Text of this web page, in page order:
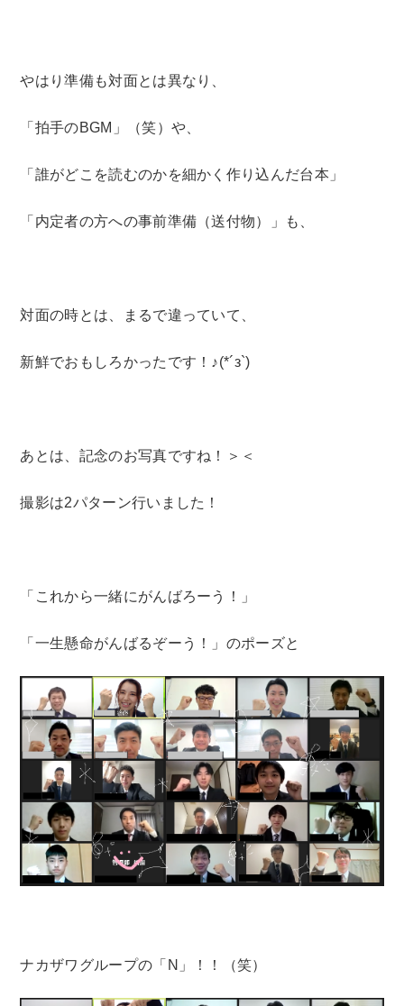
やはり準備も対面とは異なり、
「拍手のBGM」（笑）や、
「誰がどこを読むのかを細かく作り込んだ台本」
「内定者の方への事前準備（送付物）」も、
対面の時とは、まるで違っていて、
新鮮でおもしろかったです！♪(*´з`)
あとは、記念のお写真ですね！＞＜
撮影は2パターン行いました！
「これから一緒にがんばろーう！」
「一生懸命がんばるぞーう！」のポーズと
ナカザワグループの「N」！！（笑）